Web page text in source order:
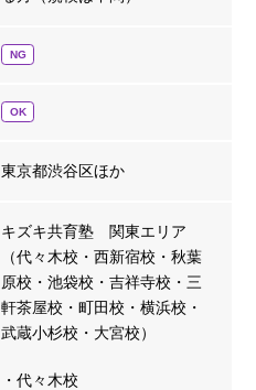
NG
OK
東京都渋谷区ほか
キズキ共育塾 関東エリア
（代々木校・西新宿校・秋葉
原校・池袋校・吉祥寺校・三
軒茶屋校・町田校・横浜校・
武蔵小杉校・大宮校）
・代々木校